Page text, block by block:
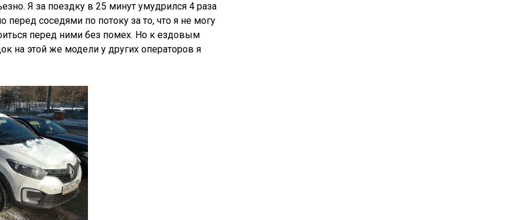
Я за поездку в 25 минут умудрился 4 раза
перед соседями по потоку за то, что я не могу
перед ними без помех. Но к ездовым
на этой же модели у других операторов я